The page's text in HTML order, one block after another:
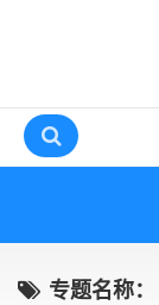
互动
专题名称：